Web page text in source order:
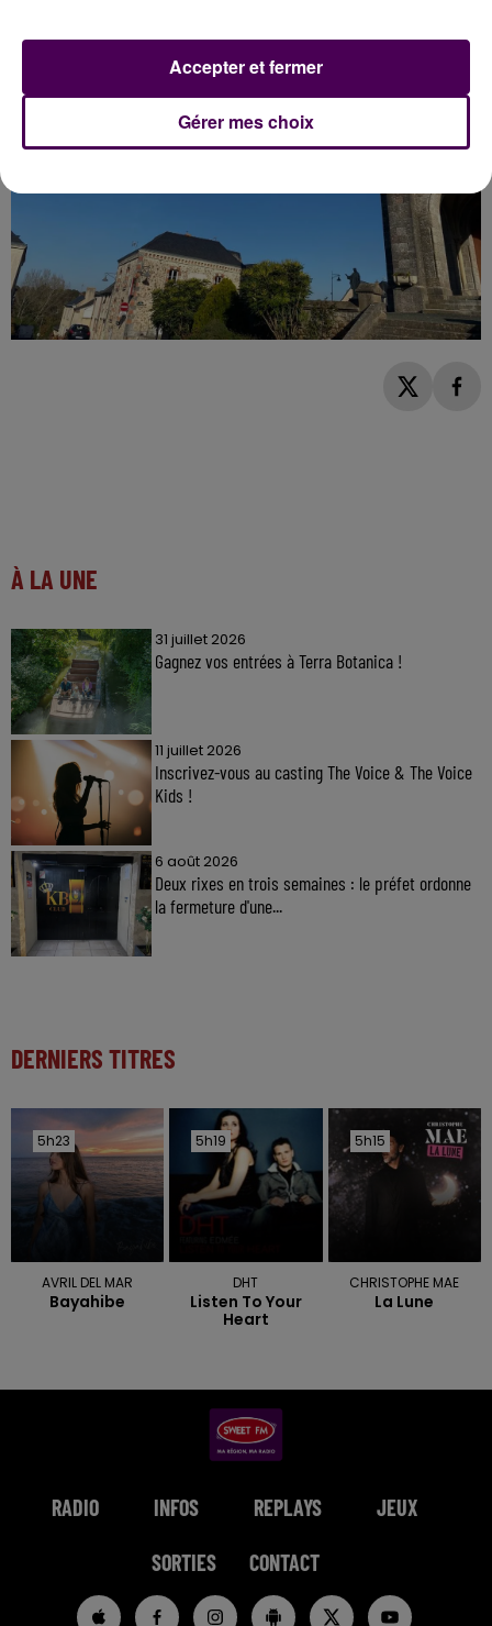
À LA UNE
31 juillet 2026
Gagnez vos entrées à Terra Botanica !
11 juillet 2026
Inscrivez-vous au casting The Voice & The Voice
Kids !
6 août 2026
Deux rixes en trois semaines : le préfet ordonne
la fermeture d'une...
DERNIERS TITRES
5h23
5h23
AVRIL DEL MAR
Bayahibe
5h19
5h19
DHT
Listen To Your
Heart
5h15
5h15
CHRISTOPHE MAE
La Lune
RADIO INFOS REPLAYS JEUX
SORTIES CONTACT
Gérer mes choix
Accepter et fermer